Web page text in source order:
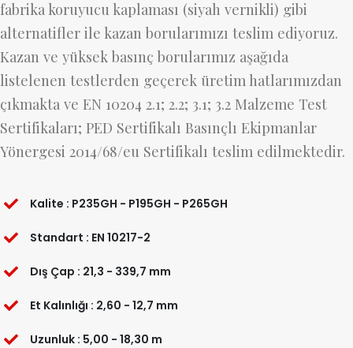
fabrika koruyucu kaplaması (siyah vernikli) gibi
alternatifler ile kazan borularımızı teslim ediyoruz.
Kazan ve yüksek basınç borularımız aşağıda
listelenen testlerden geçerek üretim hatlarımızdan
çıkmakta ve EN 10204 2.1; 2.2; 3.1; 3.2 Malzeme Test
Sertifikaları; PED Sertifikalı Basınçlı Ekipmanlar
Yönergesi 2014/68/eu Sertifikalı teslim edilmektedir.
Kalite : P235GH - P195GH - P265GH
Standart : EN 10217-2
Dış Çap : 21,3 - 339,7 mm
Et Kalınlığı : 2,60 - 12,7 mm
Uzunluk : 5,00 - 18,30 m